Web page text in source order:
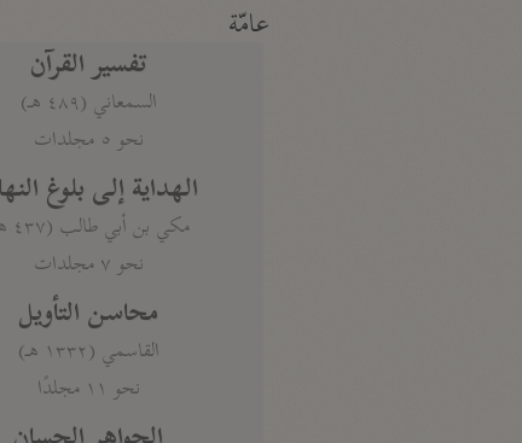
عامّة
تفسير القرآن
السمعاني (٤٨٩ هـ)
نحو ٥ مجلدات
الهداية إلى بلوغ
مكي بن أبي طالب (٤٣٧ هـ)
نحو ٧ مجلدات
محاسن التأويل
القاسمي (١٣٣٢ هـ)
نحو ١١ مجلدًا